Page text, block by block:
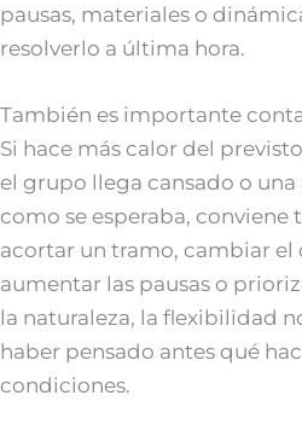
pausas, materiales o
resolverlo a última hora.
También es importante
Si hace más calor del
el grupo llega cansado o
como se esperaba, conviene
acortar un tramo, cambiar el
aumentar las pausas o
la naturaleza, la flexibilidad
haber pensado antes qué
condiciones.